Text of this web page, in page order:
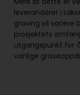
leverandører i
graving vil variere
prosjektets
utgangspunkt for
vanlige